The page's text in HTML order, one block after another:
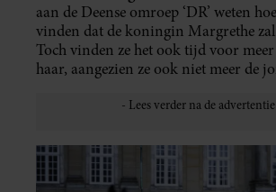
aan de Deense omroep ‘DR’ weten
vinden dat de koningin Margrethe
Toch vinden ze het ook tijd voor
haar, aangezien ze ook niet meer de